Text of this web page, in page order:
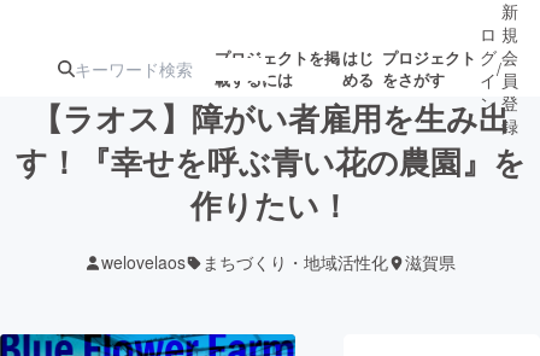
プロジェクトを掲
載するには
はじ
める
プロジェクト
をさがす
注目の新着プロ募集終了が近いプ
ロ
グ
イ
ン
/
新
規
会
員
登
録
【ラオス】障がい者雇用を生み出
す！『幸せを呼ぶ青い花の農園』を
作りたい！
welovelaos まちづくり・地域活性化 滋賀県